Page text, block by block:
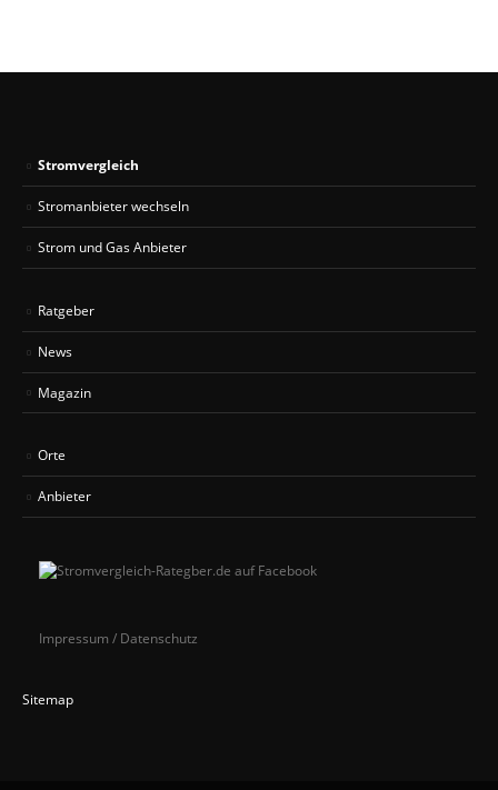
Stromvergleich
Stromanbieter wechseln
Strom und Gas Anbieter
Ratgeber
News
Magazin
Orte
Anbieter
Impressum / Datenschutz
Sitemap